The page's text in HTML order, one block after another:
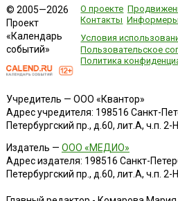
© 2005—2026
Проект
«Календарь
событий»
О проекте
Контакты Информеры
Условия
Пользовательское
Политика
Учредитель — ООО «Квантор»
Адрес учредителя: 198516 Санкт-
Петербургский пр., д.60, лит.А, ч.п.
Издатель — ООО «МЕДИО»
Адрес издателя: 198516 Санкт-
Петербургский пр., д.60, лит.А, ч.п. 2-